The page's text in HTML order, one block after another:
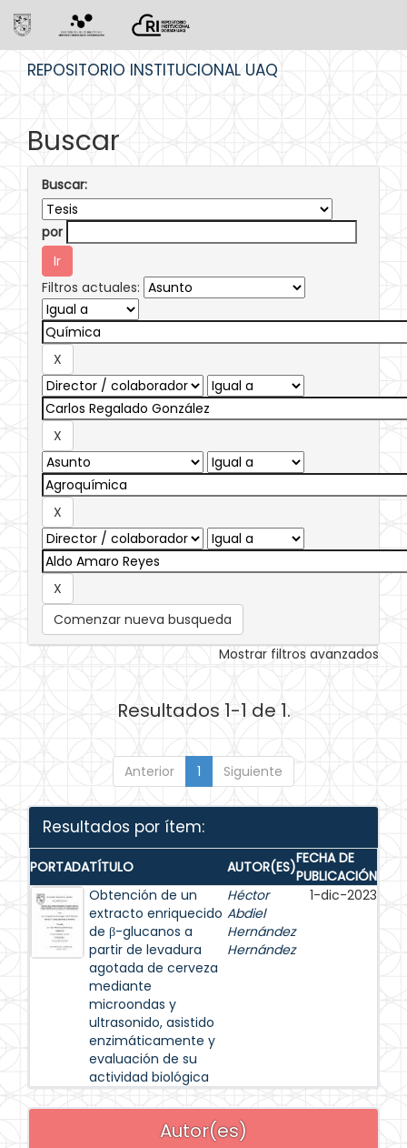
REPOSITORIO INSTITUCIONAL UAQ
Buscar
Buscar:
por
Filtros actuales:
Comenzar nueva busqueda
Mostrar filtros avanzados
Resultados 1-1 de 1.
Anterior 1 Siguiente
Resultados por ítem:
PORTADATÍTULO AUTOR(ES)FECHA DE
PUBLICACIÓN
Obtención de un
extracto enriquecido
de β-glucanos a
partir de levadura
agotada de cerveza
mediante
microondas y
ultrasonido, asistido
enzimáticamente y
evaluación de su
actividad biológica
Héctor
Abdiel
Hernández
Hernández
1-dic-2023
Autor(es)